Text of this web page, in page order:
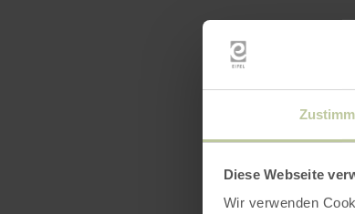
Diese Webseite
Wir verwenden